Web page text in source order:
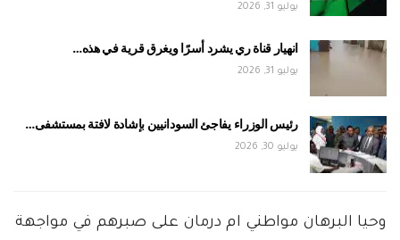
يوليو 31, 2026
انهيار قناة ري يشرد أسرًا ويغرق قرية في هذه…
يوليو 31, 2026
رئيس الوزراء يفاجئ السودانيين بإشادة لافتة بمستشفى…
يوليو 30, 2026
وحيا البرهان مواطني ام درمان على صبرهم في مواجهة